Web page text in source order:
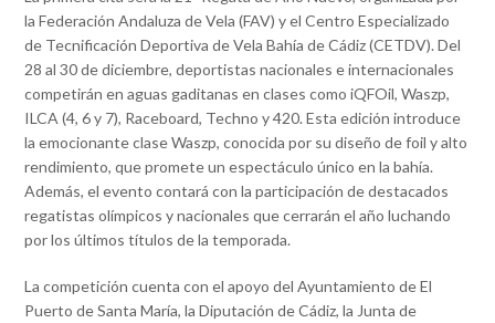
la Federación Andaluza de Vela (FAV) y el Centro Especializado
de Tecnificación Deportiva de Vela Bahía de Cádiz (CETDV). Del
28 al 30 de diciembre, deportistas nacionales e internacionales
competirán en aguas gaditanas en clases como iQFOil, Waszp,
ILCA (4, 6 y 7), Raceboard, Techno y 420. Esta edición introduce
la emocionante clase Waszp, conocida por su diseño de foil y alto
rendimiento, que promete un espectáculo único en la bahía.
Además, el evento contará con la participación de destacados
regatistas olímpicos y nacionales que cerrarán el año luchando
por los últimos títulos de la temporada.
La competición cuenta con el apoyo del Ayuntamiento de El
Puerto de Santa María, la Diputación de Cádiz, la Junta de